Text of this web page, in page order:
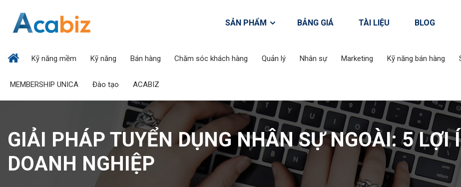
SẢN PHẨM BẢNG GIÁ TÀI LIỆU BLOG
Kỹ năng mềm Kỹ năng Bán hàng Chăm sóc khách hàng Quản lý Nhân sự Marketing Kỹ năng bán hàng
MEMBERSHIP UNICA Đào tạo ACABIZ
GIẢI PHÁP TUYỂN DỤNG NHÂN SỰ NGOÀI: 5 LỢI
DOANH NGHIỆP
Tư vấn giải pháp đào tạo
Acabiz